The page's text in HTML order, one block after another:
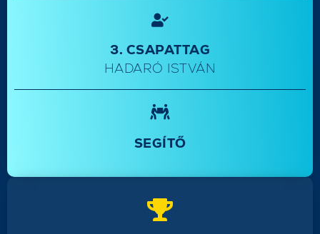
3. CSAPATTAG
HADARÓ ISTVÁN
SEGÍTŐ